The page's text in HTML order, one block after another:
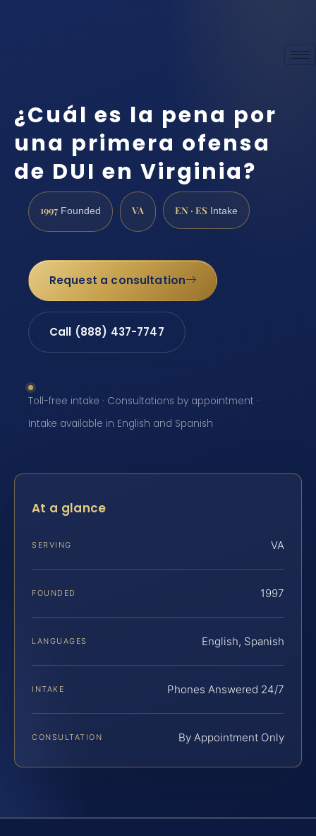
¿Cuál es la pena por
una primera ofensa
de DUI en Virginia?
1997 Founded VA EN · ES Intake
Request a consultation
Call (888) 437-7747
Toll-free intake · Consultations by appointment ·
Intake available in English and Spanish
At a glance
SERVING VA
FOUNDED 1997
LANGUAGES English, Spanish
INTAKE Phones Answered 24/7
CONSULTATION By Appointment Only